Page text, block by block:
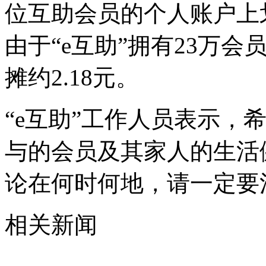
位互助会员的个人账户
由于“e互助”拥有23万会
摊约2.18元。
“e互助”工作人员表示，
与的会员及其家人的生
论在何时何地，请一定
相关新闻